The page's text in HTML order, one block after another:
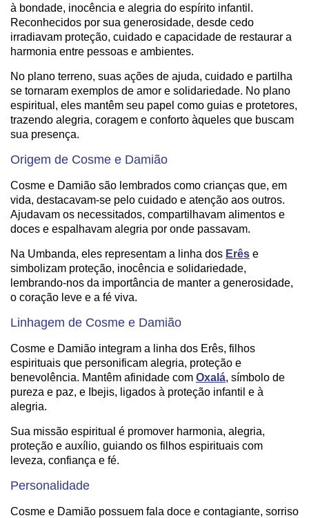
à bondade, inocência e alegria do espírito infantil.
Reconhecidos por sua generosidade, desde cedo
irradiavam proteção, cuidado e capacidade de restaurar a
harmonia entre pessoas e ambientes.
No plano terreno, suas ações de ajuda, cuidado e partilha
se tornaram exemplos de amor e solidariedade. No plano
espiritual, eles mantêm seu papel como guias e protetores,
trazendo alegria, coragem e conforto àqueles que buscam
sua presença.
Origem de Cosme e Damião
Cosme e Damião são lembrados como crianças que, em
vida, destacavam-se pelo cuidado e atenção aos outros.
Ajudavam os necessitados, compartilhavam alimentos e
doces e espalhavam alegria por onde passavam.
Na Umbanda, eles representam a linha dos Erês e
simbolizam proteção, inocência e solidariedade,
lembrando-nos da importância de manter a generosidade,
o coração leve e a fé viva.
Linhagem de Cosme e Damião
Cosme e Damião integram a linha dos Erês, filhos
espirituais que personificam alegria, proteção e
benevolência. Mantêm afinidade com Oxalá, símbolo de
pureza e paz, e Ibejis, ligados à proteção infantil e à
alegria.
Sua missão espiritual é promover harmonia, alegria,
proteção e auxílio, guiando os filhos espirituais com
leveza, confiança e fé.
Personalidade
Cosme e Damião possuem fala doce e contagiante, sorriso